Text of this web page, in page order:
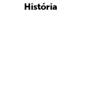
História